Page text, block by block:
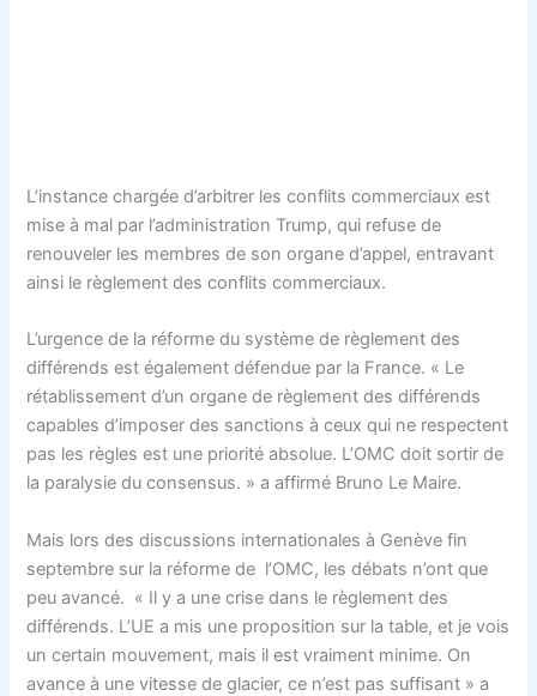
L’instance chargée d’arbitrer les conflits commerciaux est
mise à mal par l’administration Trump, qui refuse de
renouveler les membres de son organe d’appel, entravant
ainsi le règlement des conflits commerciaux.
L’urgence de la réforme du système de règlement des
différends est également défendue par la France. « Le
rétablissement d’un organe de règlement des différends
capables d’imposer des sanctions à ceux qui ne respectent
pas les règles est une priorité absolue. L’OMC doit sortir de
la paralysie du consensus. » a affirmé Bruno Le Maire.
Mais lors des discussions internationales à Genève fin
septembre sur la réforme de l’OMC, les débats n’ont que
peu avancé. « Il y a une crise dans le règlement des
différends. L’UE a mis une proposition sur la table, et je vois
un certain mouvement, mais il est vraiment minime. On
avance à une vitesse de glacier, ce n’est pas suffisant » a